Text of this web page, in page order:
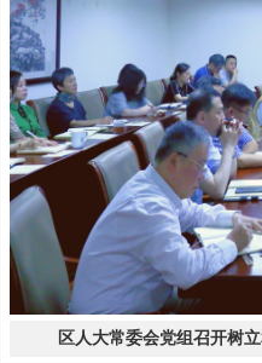
区人大常委会党组召开树